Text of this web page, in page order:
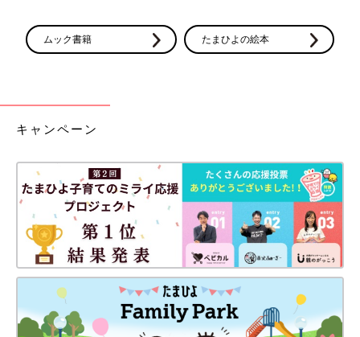
ムック書籍 たまひよの絵本
キャンペーン